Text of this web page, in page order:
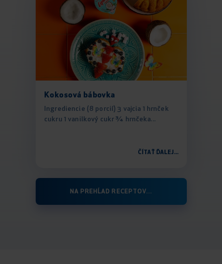
Kokosová bábovka
Ingrediencie (8 porcií) 3 vajcia 1 hrnček
cukru 1 vanilkový cukr ¾ hrnčeka...
ČÍTAŤ ĎALEJ...
NA PREHĹAD RECEPTOV...